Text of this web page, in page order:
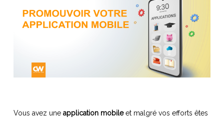
Vous avez une application mobileet malgré vos efforts êtes